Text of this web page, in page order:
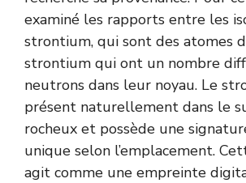
examiné les rapports entre les
strontium, qui sont des atomes
strontium qui ont un nombre
neutrons dans leur noyau. Le
présent naturellement dans le
rocheux et possède une
unique selon l’emplacement.
agit comme une empreinte